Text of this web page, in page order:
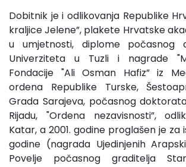
Dobitnik je i odlikovanja Republike
kraljice Jelene”, plakete Hrvatske
u umjetnosti, diplome počasnog
Univerziteta u Tuzli i nagrade
Fondacije "Ali Osman Hafiz” iz
ordena Republike Turske,
Grada Sarajeva, počasnog
Rijadu, "Ordena nezavisnosti”,
Katar, a 2001. godine proglašen je za
godine (nagrada Ujedinjenih
Povelje počasnog graditelja